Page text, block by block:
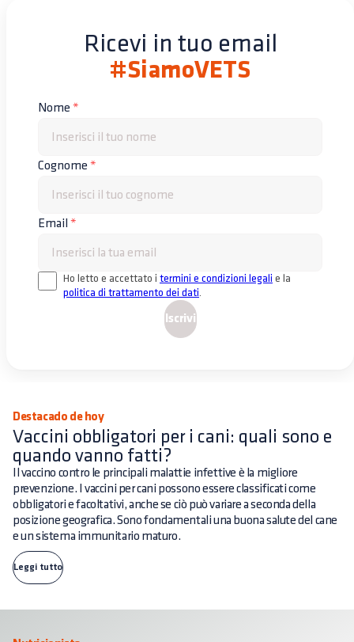
Ricevi in tuo email
#SiamoVETS
Nome *
Cognome *
Email *
Ho letto e accettato i termini e condizioni legali e la
politica di trattamento dei dati
Iscrivi
Destacado de hoy
Vaccini obbligatori per i cani: quali sono e
quando vanno fatti?
Il vaccino contro le principali malattie infettive è la migliore
prevenzione. I vaccini per cani possono essere classificati come
obbligatori e facoltativi, anche se ciò può variare a seconda della
posizione geografica. Sono fondamentali una buona salute del cane
e un sistema immunitario maturo.
Leggi tutto